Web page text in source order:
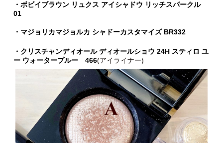
・ボビイブラウン リュクス アイシャドウ リッチスパークル
01
・マジョリカマジョルカ シャドーカスタマイズ BR332
・クリスチャンディオール ディオールショウ 24H スティロ ユ
ー ウォータープルー 466(アイライナー)